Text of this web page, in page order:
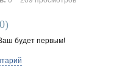
0)
будет первым!